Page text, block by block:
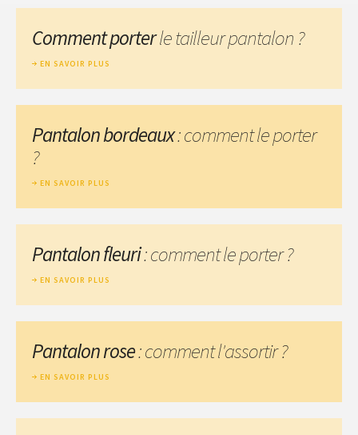
Comment porterle tailleur pantalon ?
EN SAVOIR PLUS
Pantalon bordeaux: comment le porter
?
EN SAVOIR PLUS
Pantalon fleuri: comment le porter ?
EN SAVOIR PLUS
Pantalon rose: comment l'assortir ?
EN SAVOIR PLUS